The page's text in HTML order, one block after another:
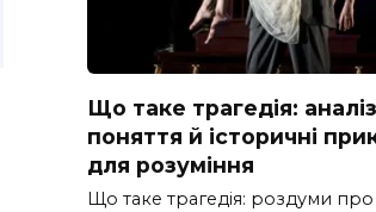
Що таке трагедія: аналіз
поняття й історичні
для розуміння
Що таке трагедія: роздуми